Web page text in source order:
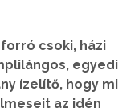
csoki, házi
egyedi
ízelítő, hogy mi
az idén